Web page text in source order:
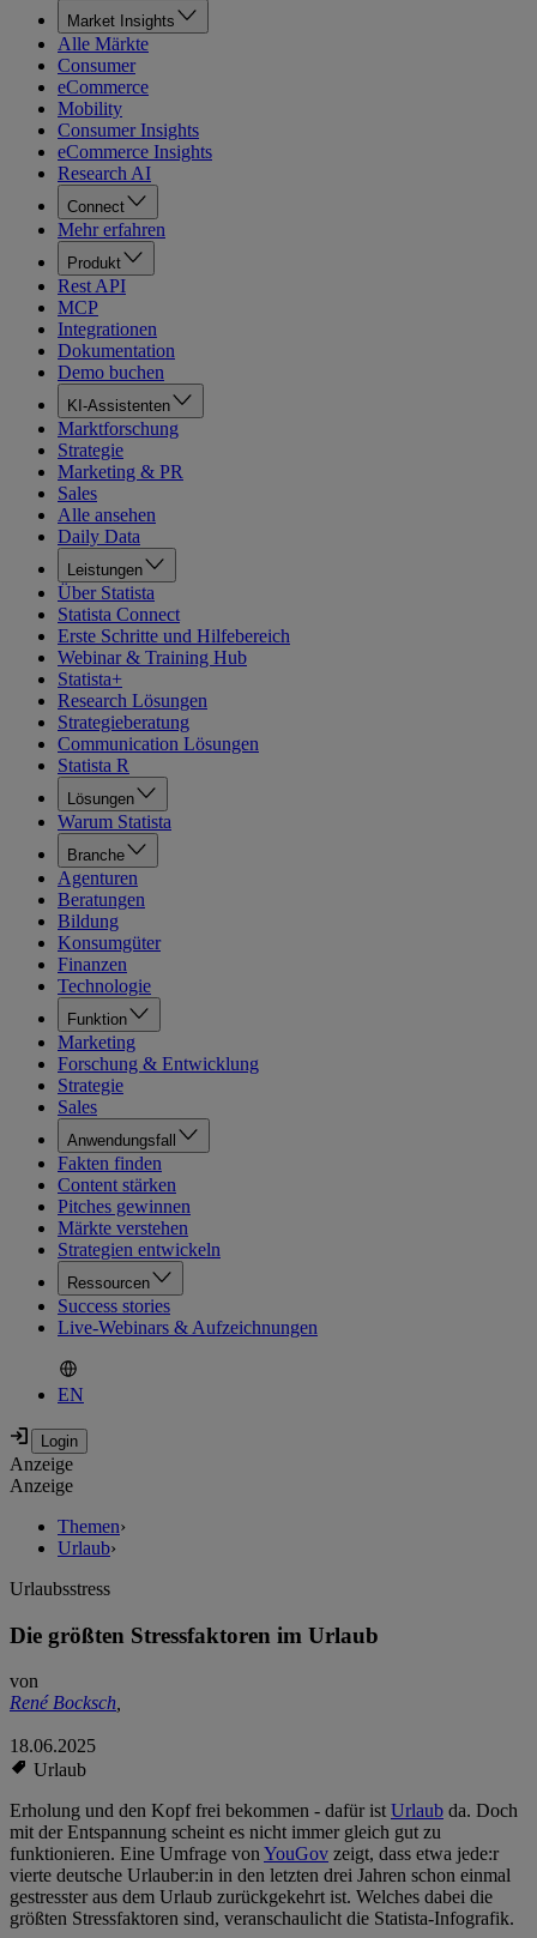
Market Insights
Alle Märkte
Consumer
eCommerce
Mobility
Consumer Insights
eCommerce Insights
Research AI
Connect
Mehr erfahren
Produkt
Rest API
MCP
Integrationen
Dokumentation
Demo buchen
KI-Assistenten
Marktforschung
Strategie
Marketing & PR
Sales
Alle ansehen
Daily Data
Leistungen
Über Statista
Statista Connect
Erste Schritte und Hilfebereich
Webinar & Training Hub
Statista+
Research Lösungen
Strategieberatung
Communication Lösungen
Statista R
Lösungen
Warum Statista
Branche
Agenturen
Beratungen
Bildung
Konsumgüter
Finanzen
Technologie
Funktion
Marketing
Forschung & Entwicklung
Strategie
Sales
Anwendungsfall
Fakten finden
Content stärken
Pitches gewinnen
Märkte verstehen
Strategien entwickeln
Ressourcen
Success stories
Live-Webinars & Aufzeichnungen
EN
Anzeige
Anzeige
Themen›
Urlaub›
Urlaubsstress
Die größten Stressfaktoren im Urlaub
von
René Bocksch,
18.06.2025
Urlaub
Erholung und den Kopf frei bekommen - dafür istUrlaub da. Doch
mit der Entspannung scheint es nicht immer gleich gut zu
funktionieren. Eine Umfrage vonYouGov zeigt, dass etwa jede:r
vierte deutsche Urlauber:in in den letzten drei Jahren schon einmal
gestresster aus dem Urlaub zurückgekehrt ist. Welches dabei die
größten Stressfaktoren sind, veranschaulicht die Statista-Infografik.